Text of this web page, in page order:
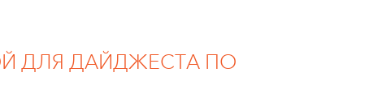
ДЛЯ ДАЙДЖЕСТА ПО